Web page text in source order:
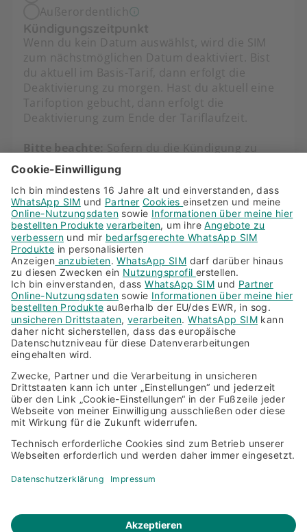
Außerordentlich
Kündigungszeitpunkt
Wenn du kein Datum auswählst, wird die SIM
zum nächstmöglichen Datum deaktiviert. Bist
du aktuell im Basis-Tarif, dann erfolgt die
Deaktivierung zu morgen. Hast du aktuell eine
Tarifoption gebucht, dann erfolgt die
Deaktivierung zum Ende der Tariflaufzeit.
Bitte beachte: Sofern du die Kündigung zu
einem bestimmten Datum auswählst, erfolgt
die Deaktivierung zu genau diesem Tag. Solltest
du noch eine aktive Tarifoption mit Restlaufzeit
gebucht haben, dann ist diese ab diesem
Zeitpunkt nicht mehr nutzbar.
Ich bestätige, dass ich kein Roboter bin.
Jetzt kündigen
Abbrechen
Datenschutz
Impressum
Cookie-Einstellungen
Barrierefreiheit
Dokumente und Formulare
Vertrag kündigen